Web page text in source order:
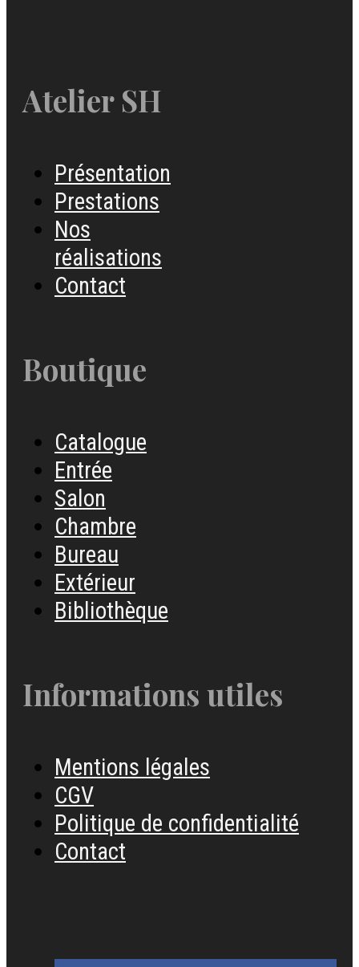
Atelier SH
Présentation
Prestations
Nos
réalisations
Contact
Boutique
Catalogue
Entrée
Salon
Chambre
Bureau
Extérieur
Bibliothèque
Informations utiles
Mentions légales
CGV
Politique de confidentialité
Contact